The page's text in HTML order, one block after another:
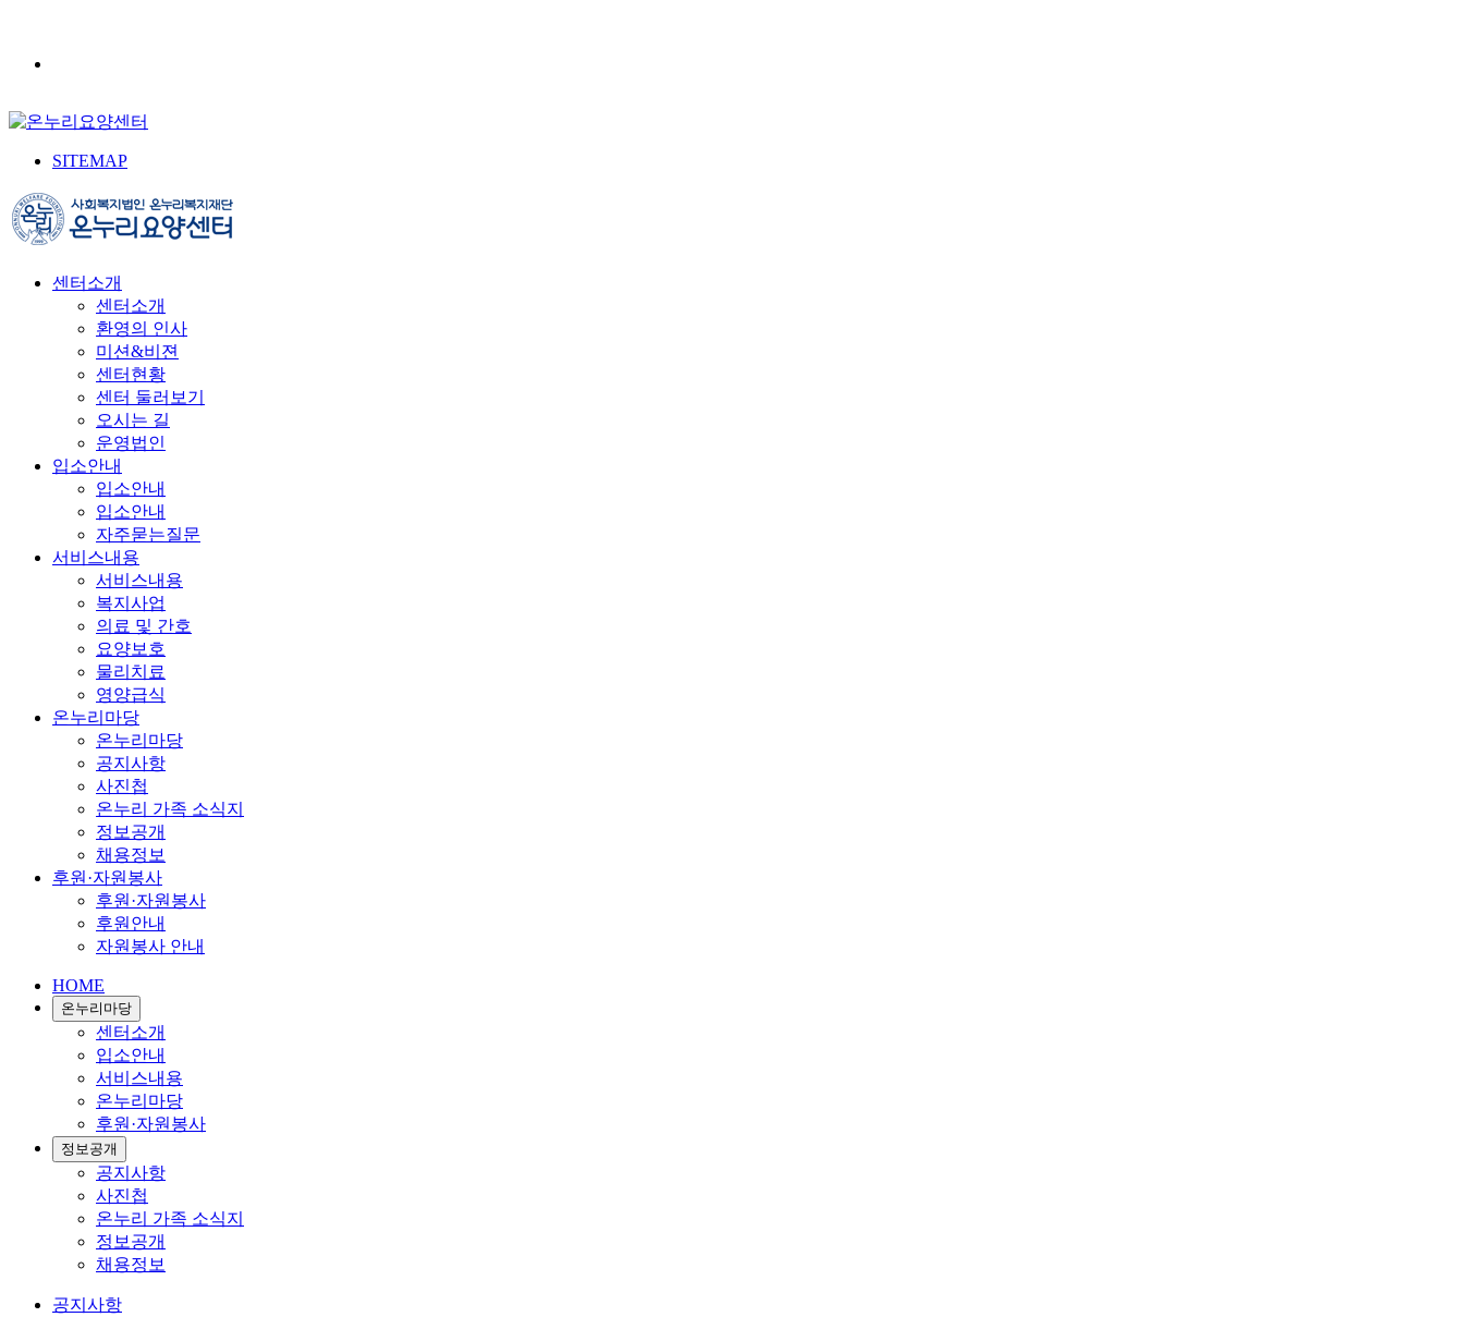
SITEMAP
센터소개
센터소개
환영의 인사
미션&비젼
센터현황
센터 둘러보기
오시는 길
운영법인
입소안내
입소안내
입소안내
자주묻는질문
서비스내용
서비스내용
복지사업
의료 및 간호
요양보호
물리치료
영양급식
온누리마당
온누리마당
공지사항
사진첩
온누리 가족 소식지
정보공개
채용정보
후원·자원봉사
후원·자원봉사
후원안내
자원봉사 안내
HOME
온누리마당
센터소개
입소안내
서비스내용
온누리마당
후원·자원봉사
정보공개
공지사항
사진첩
온누리 가족 소식지
정보공개
채용정보
공지사항